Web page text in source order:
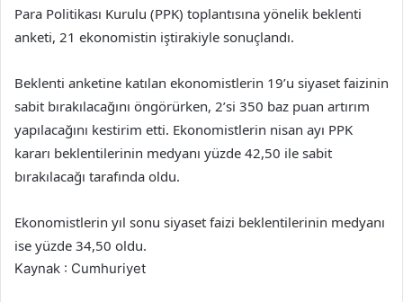
Para Politikası Kurulu (PPK) toplantısına yönelik beklenti
anketi, 21 ekonomistin iştirakiyle sonuçlandı.
Beklenti anketine katılan ekonomistlerin 19’u siyaset faizinin
sabit bırakılacağını öngörürken, 2’si 350 baz puan artırım
yapılacağını kestirim etti. Ekonomistlerin nisan ayı PPK
kararı beklentilerinin medyanı yüzde 42,50 ile sabit
bırakılacağı tarafında oldu.
Ekonomistlerin yıl sonu siyaset faizi beklentilerinin medyanı
ise yüzde 34,50 oldu.
Kaynak : Cumhuriyet